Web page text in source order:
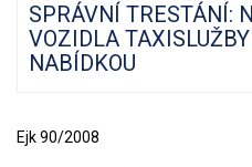
SPRÁVNÍ TRESTÁNÍ:
VOZIDLA
NABÍDKOU
Ejk 90/2008